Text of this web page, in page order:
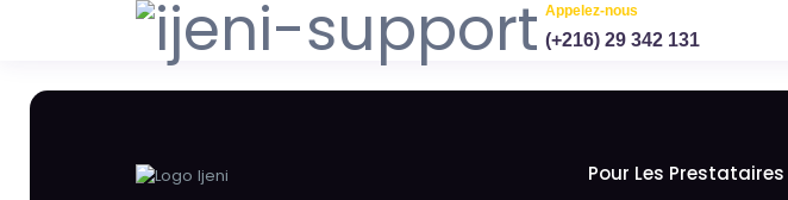
Appelez-nous
(+216) 29 342 131
Pour Les Prestataires